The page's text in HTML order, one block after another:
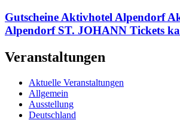
Gutscheine Aktivhotel Alpendorf
Alpendorf ST. JOHANN Tickets
Veranstaltungen
Aktuelle Veranstaltungen
Allgemein
Ausstellung
Deutschland